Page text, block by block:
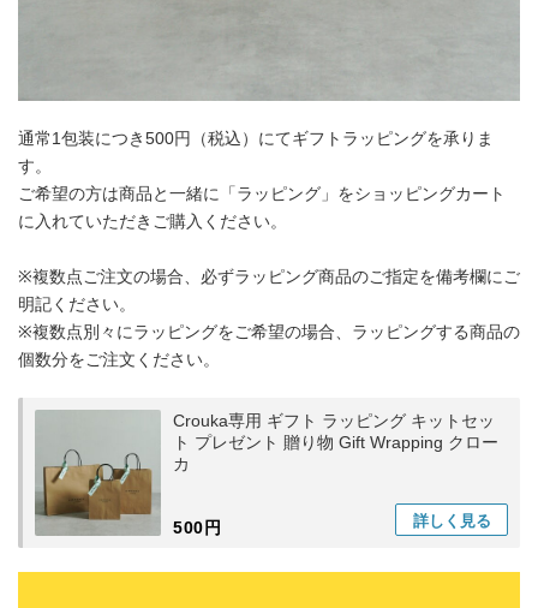
通常1包装につき500円（税込）にてギフトラッピングを承りま
す。
ご希望の方は商品と一緒に「ラッピング」をショッピングカート
に入れていただきご購入ください。
※複数点ご注文の場合、必ずラッピング商品のご指定を備考欄にご
明記ください。
※複数点別々にラッピングをご希望の場合、ラッピングする商品の
個数分をご注文ください。
Crouka専用 ギフト ラッピング キットセッ
ト プレゼント 贈り物 Gift Wrapping クロー
カ
500円 詳しく 見る